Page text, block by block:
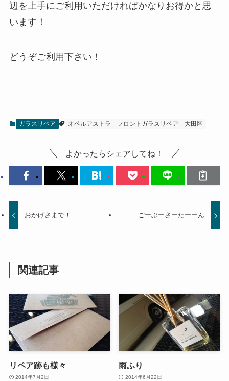
辺を上手にご利用いただければかなりお得かと思
います！
どうぞご利用下さい！
ガラスリペア オペルアストラ フロントガラスリペア 大田区
よかったらシェアしてね！
おかげさまで！ ごーぶーさーたーーん
関連記事
リペア跡も様々
2014年7月2日
雨ふり
2014年6月22日